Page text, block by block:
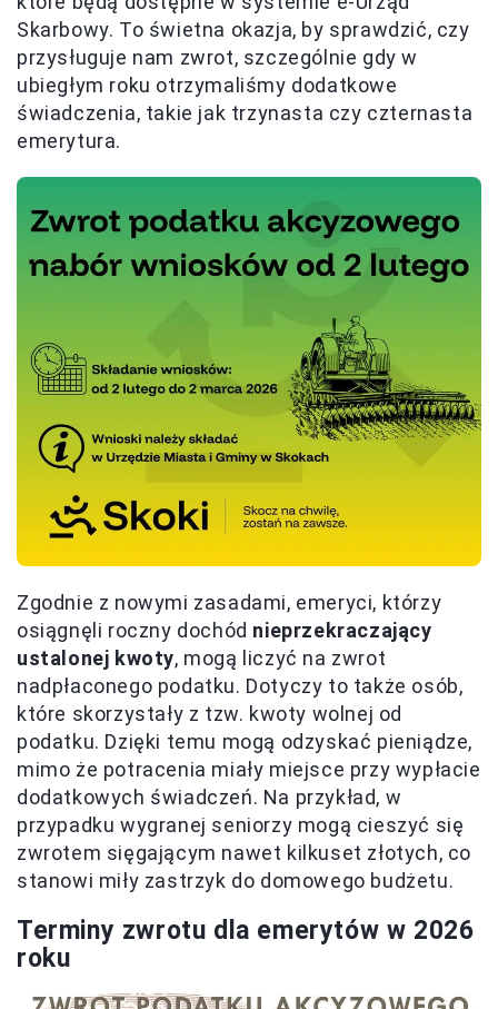
Skarbowy. To świetna okazja, by sprawdzić, czy
przysługuje nam zwrot, szczególnie gdy w
ubiegłym roku otrzymaliśmy dodatkowe
świadczenia, takie jak trzynasta czy czternasta
emerytura.
Zgodnie z nowymi zasadami, emeryci, którzy
osiągnęli roczny dochód nieprzekraczający
ustalonej kwoty, mogą liczyć na zwrot
nadpłaconego podatku. Dotyczy to także osób,
które skorzystały z tzw. kwoty wolnej od
podatku. Dzięki temu mogą odzyskać pieniądze,
mimo że potracenia miały miejsce przy wypłacie
dodatkowych świadczeń. Na przykład, w
przypadku wygranej seniorzy mogą cieszyć się
zwrotem sięgającym nawet kilkuset złotych, co
stanowi miły zastrzyk do domowego budżetu.
Terminy zwrotu dla emerytów w 2026
roku